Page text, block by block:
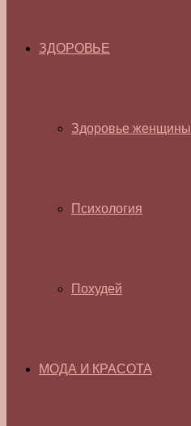
ЗДОРОВЬЕ
Здоровье женщины
Психология
Похудей
МОДА И КРАСОТА